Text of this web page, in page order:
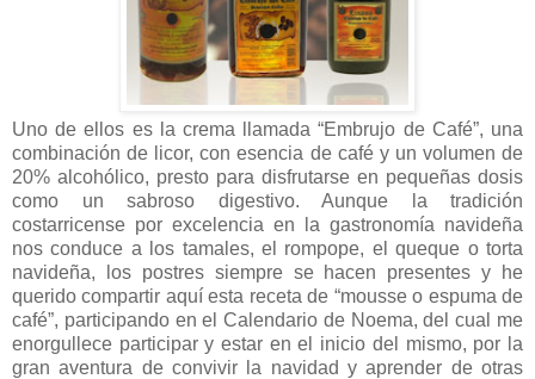
Uno de ellos es la crema llamada “Embrujo de Café”, una
combinación de licor, con esencia de café y un volumen de
20% alcohólico, presto para disfrutarse en pequeñas dosis
como un sabroso digestivo. Aunque la tradición
costarricense por excelencia en la gastronomía navideña
nos conduce a los tamales, el rompope, el queque o torta
navideña, los postres siempre se hacen presentes y he
querido compartir aquí esta receta de “mousse o espuma de
café”, participando en el Calendario de Noema, del cual me
enorgullece participar y estar en el inicio del mismo, por la
gran aventura de convivir la navidad y aprender de otras